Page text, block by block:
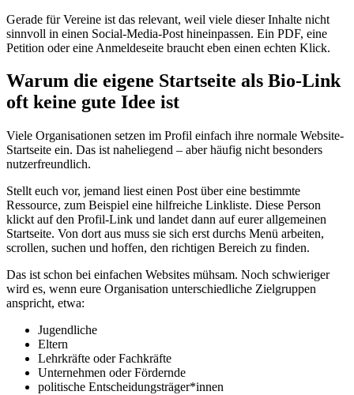
Gerade für Vereine ist das relevant, weil viele dieser Inhalte nicht
sinnvoll in einen Social-Media-Post hineinpassen. Ein PDF, eine
Petition oder eine Anmeldeseite braucht eben einen echten Klick.
Warum die eigene Startseite als Bio-Link
oft keine gute Idee ist
Viele Organisationen setzen im Profil einfach ihre normale Website-
Startseite ein. Das ist naheliegend – aber häufig nicht besonders
nutzerfreundlich.
Stellt euch vor, jemand liest einen Post über eine bestimmte
Ressource, zum Beispiel eine hilfreiche Linkliste. Diese Person
klickt auf den Profil-Link und landet dann auf eurer allgemeinen
Startseite. Von dort aus muss sie sich erst durchs Menü arbeiten,
scrollen, suchen und hoffen, den richtigen Bereich zu finden.
Das ist schon bei einfachen Websites mühsam. Noch schwieriger
wird es, wenn eure Organisation unterschiedliche Zielgruppen
anspricht, etwa:
Jugendliche
Eltern
Lehrkräfte oder Fachkräfte
Unternehmen oder Fördernde
politische Entscheidungsträger*innen